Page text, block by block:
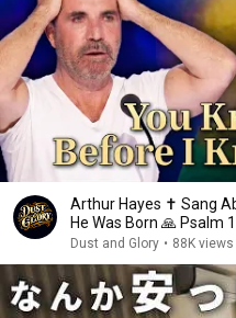
Arthur Hayes ✝️ Sang
He Was Born 🙏 Psalm
Dust and Glory • 88K views